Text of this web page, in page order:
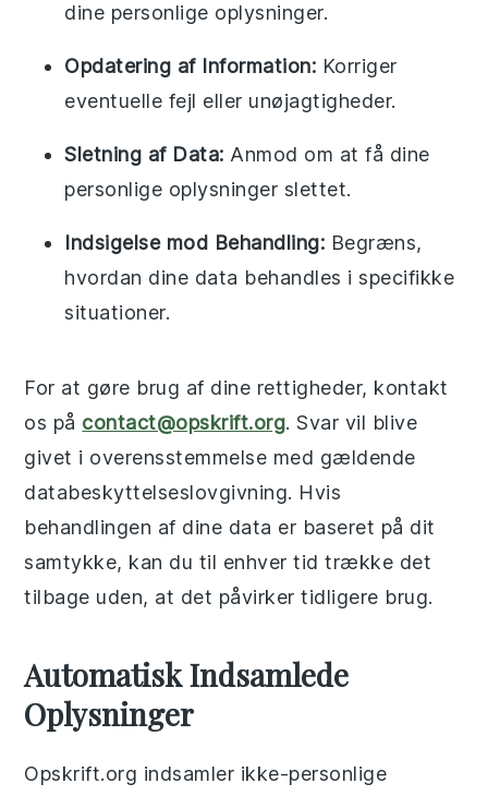
dine personlige oplysninger.
Opdatering af Information: Korriger
eventuelle fejl eller unøjagtigheder.
Sletning af Data: Anmod om at få dine
personlige oplysninger slettet.
Indsigelse mod Behandling: Begræns,
hvordan dine data behandles i specifikke
situationer.
For at gøre brug af dine rettigheder, kontakt
os på contact@opskrift.org. Svar vil blive
givet i overensstemmelse med gældende
databeskyttelseslovgivning. Hvis
behandlingen af dine data er baseret på dit
samtykke, kan du til enhver tid trække det
tilbage uden, at det påvirker tidligere brug.
Automatisk Indsamlede
Oplysninger
Opskrift.org indsamler ikke-personlige